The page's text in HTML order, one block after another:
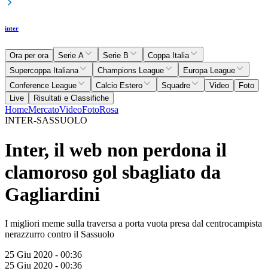
inter
Ora per ora Serie A Serie B
Coppa Italia
Supercoppa Italiana
Champions League
Europa League
Conference League
Calcio Estero Squadre Video
Foto
Live
Risultati e Classifiche
HomeMercatoVideoFotoRosa
INTER-SASSUOLO
Inter, il web non perdona il
clamoroso gol sbagliato da
Gagliardini
I migliori meme sulla traversa a porta vuota presa dal centrocampista
nerazzurro contro il Sassuolo
25 Giu 2020 - 00:36
25 Giu 2020 - 00:36